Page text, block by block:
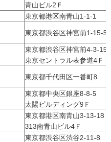
青山ビル2Ｆ
東京都港区南青山1-1-1
東京都渋谷区神宮前1-15-5
東京都渋谷区神宮前4-3-
東京セントラル表参道4Ｆ
東京都千代田区一番町8
東京都中央区銀座8-8-5
太陽ビルディング9Ｆ
東京都港区南青山3-13-18
313南青山ビル4Ｆ
東京都渋谷区渋谷2-11-8